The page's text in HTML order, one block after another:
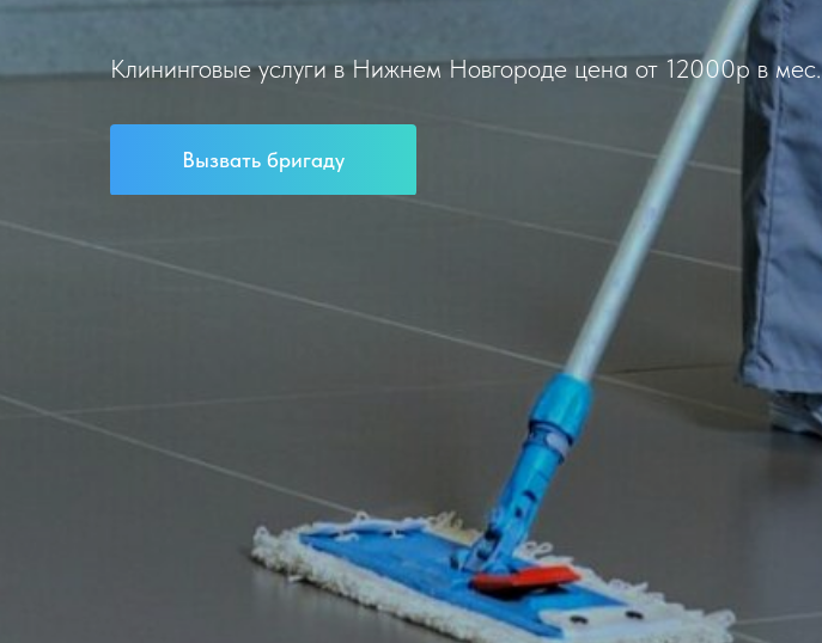
Клининговые услуги в Нижнем Новгороде цена от 12000р в мес.
Вызвать бригаду